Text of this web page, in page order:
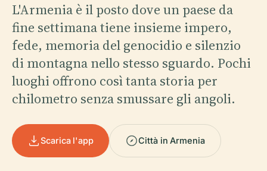
L'Armenia è il posto dove un paese da
fine settimana tiene insieme impero,
fede, memoria del genocidio e silenzio
di montagna nello stesso sguardo. Pochi
luoghi offrono così tanta storia per
chilometro senza smussare gli angoli.
Scarica l'app Città in Armenia